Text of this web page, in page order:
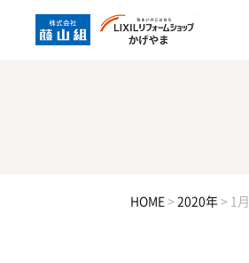
HOME > 2020年 > 1月